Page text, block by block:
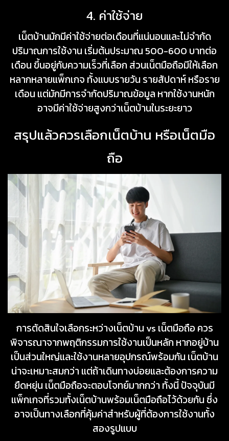
4. ค่าใช้จ่าย
เน็ตบ้านมักมีค่าใช้จ่ายต่อเดือนที่แน่นอนและไม่จำกัด
ปริมาณการใช้งาน เริ่มต้นประมาณ 500-600 บาทต่อ
เดือน ขึ้นอยู่กับความเร็วที่เลือก ส่วนเน็ตมือถือมีให้เลือก
หลากหลายแพ็กเกจ ทั้งแบบรายวัน รายสัปดาห์ หรือราย
เดือน แต่มักมีการจำกัดปริมาณข้อมูล หากใช้งานหนัก
อาจมีค่าใช้จ่ายสูงกว่าเน็ตบ้านในระยะยาว
สรุปแล้วควรเลือกเน็ตบ้าน หรือเน็ตมือ
ถือ
การตัดสินใจเลือกระหว่างเน็ตบ้าน vs เน็ตมือถือ ควร
พิจารณาจากพฤติกรรมการใช้งานเป็นหลัก หากอยู่บ้าน
เป็นส่วนใหญ่และใช้งานหลายอุปกรณ์พร้อมกัน เน็ตบ้าน
น่าจะเหมาะสมกว่า แต่ถ้าเดินทางบ่อยและต้องการความ
ยืดหยุ่น เน็ตมือถือจะตอบโจทย์มากกว่า ทั้งนี้ ปัจจุบันมี
แพ็กเกจที่รวมทั้งเน็ตบ้านพร้อมเน็ตมือถือไว้ด้วยกัน ซึ่ง
อาจเป็นทางเลือกที่คุ้มค่าสำหรับผู้ที่ต้องการใช้งานทั้ง
สองรูปแบบ